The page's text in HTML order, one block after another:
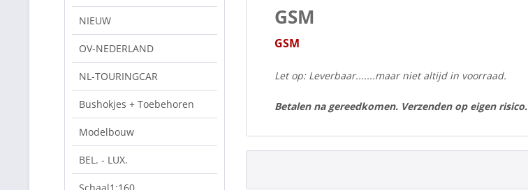
NIEUW
OV-NEDERLAND
NL-TOURINGCAR
Bushokjes + Toebehoren
Modelbouw
BEL. - LUX.
Schaal1:160
GSM
GSM
Let op: Leverbaar.......maar niet altijd in voorraad.
Betalen na gereedkomen. Verzenden op eigen risico.